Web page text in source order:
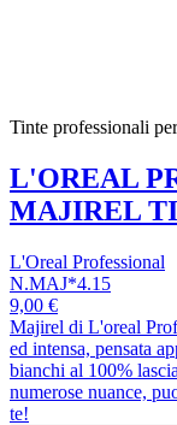
Tinte professionali
L'OREAL
MAJIREL
L'Oreal Professional
N.MAJ*4.15
9,00 €
Majirel di L'oreal
ed intensa, pensata
bianchi al 100%
numerose nuance,
te!